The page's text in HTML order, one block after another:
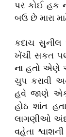
પર કોઈ હક
બઉ છે મારા
કદાચ સુનીલ
ખેંચી સકત
ના હતો એણે
ચુપ કરાવી
હવે જાણે
હોઠ શાંત
લાગણીઓ
વહેતા